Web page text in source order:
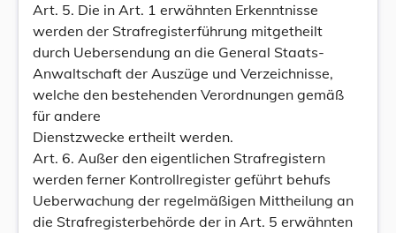
Art. 5. Die in Art. 1 erwähnten Erkenntnisse
werden der Strafregisterführung mitgetheilt
durch Uebersendung an die General Staats-
Anwaltschaft der Auszüge und Verzeichnisse,
welche den bestehenden Verordnungen gemäß
für andere
Dienstzwecke ertheilt werden.
Art. 6. Außer den eigentlichen Strafregistern
werden ferner Kontrollregister geführt behufs
Ueberwachung der regelmäßigen Mittheilung an
die Strafregisterbehörde der in Art. 5 erwähnten